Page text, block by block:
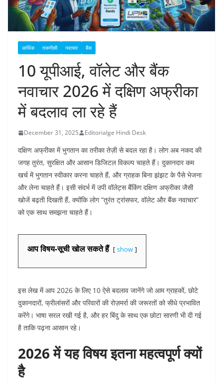
आर्थिक तकनीकी नवाचार बैंक
10 यूपीआई, वॉलेट और बैंक
नवाचार 2026 में दक्षिण अफ्रीका
में बदलाव ला रहे हैं
December 31, 2025 Editorialge Hindi Desk
दक्षिण अफ्रीका में भुगतान का तरीका तेज़ी से बदल रहा है। लोग अब नकद की
जगह तुरंत, सुरक्षित और आसान डिजिटल विकल्प चाहते हैं। दुकानदार कम
खर्च में भुगतान स्वीकार करना चाहते हैं, और ग्राहक बिना झंझट के पैसे भेजना
और लेना चाहते हैं। इसी संदर्भ में उपी वॉलेट्स बैंकिंग दक्षिण अफ्रीका जैसी
खोजें बढ़ती दिखती हैं, क्योंकि लोग “तुरंत ट्रांसफर, वॉलेट और बैंक नवाचार”
को एक साथ समझना चाहते हैं।
आप विषय-सूची खोल सकते हैं show
इस लेख में आप 2026 के लिए 10 ऐसे बदलाव जानेंगे जो आम ग्राहकों, छोटे
दुकानदारों, फ्रीलांसरों और परिवारों की रोज़मर्रा की जरूरतों को सीधे प्रभावित
करेंगे। भाषा सरल रखी गई है, और हर बिंदु के साथ एक छोटा सारणी भी दी गई
है ताकि पढ़ना आसान रहे।
2026 में यह विषय इतना महत्वपूर्ण क्यों
है